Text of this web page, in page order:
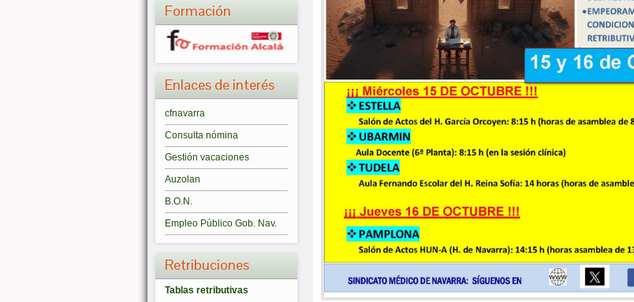
Formación
Enlaces de interés
cfnavarra
Consulta nómina
Gestión vacaciones
Auzolan
B.O.N.
Empleo Público Gob. Nav.
Retribuciones
Tablas retributivas